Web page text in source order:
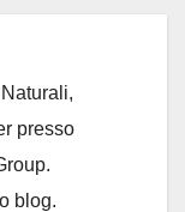
presso
blog.